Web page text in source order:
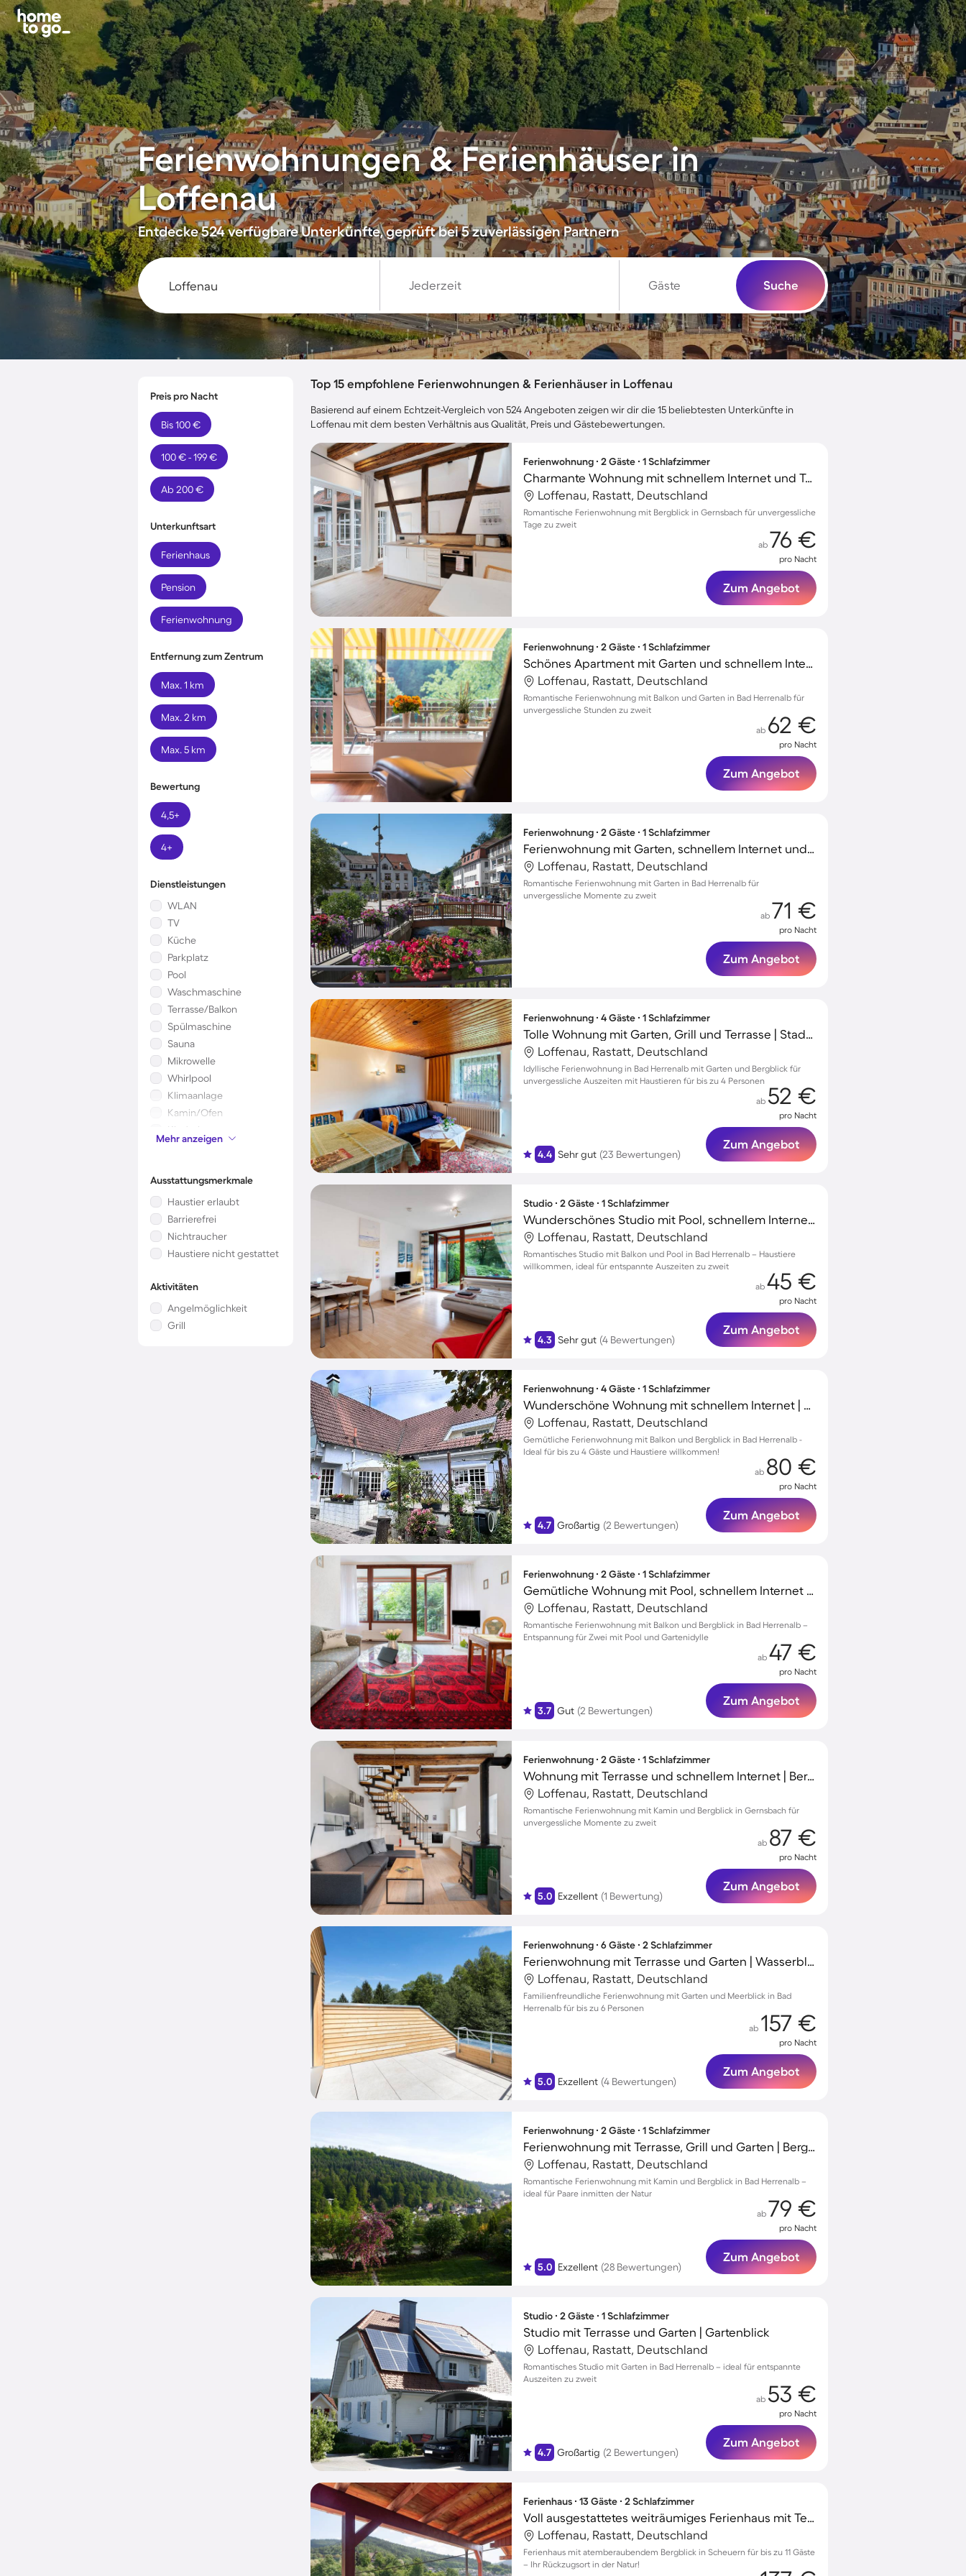
Ferienwohnungen & Ferienhäuser in
Loffenau
Entdecke 524 verfügbare Unterkünfte, geprüft bei 5 zuverlässigen Partnern
Jederzeit Gäste Suche
Preis pro Nacht
Bis 100 €
100 € - 199 €
Ab 200 €
Unterkunftsart
Ferienhaus
Pension
Ferienwohnung
Entfernung zum Zentrum
Max. 1 km
Max. 2 km
Max. 5 km
Bewertung
4,5+
4+
Dienstleistungen
WLAN
TV
Küche
Parkplatz
Pool
Waschmaschine
Terrasse/Balkon
Spülmaschine
Sauna
Mikrowelle
Whirlpool
Klimaanlage
Kamin/Ofen
Kinderbett
Mehr anzeigen
Ausstattungsmerkmale
Haustier erlaubt
Barrierefrei
Nichtraucher
Haustiere nicht gestattet
Aktivitäten
Angelmöglichkeit
Grill
Top 15 empfohlene Ferienwohnungen & Ferienhäuser in Loffenau
Basierend auf einem Echtzeit-Vergleich von 524 Angeboten zeigen wir dir die 15 beliebtesten Unterkünfte in
Loffenau mit dem besten Verhältnis aus Qualität, Preis und Gästebewertungen.
Ferienwohnung ∙ 2 Gäste ∙ 1 Schlafzimmer
Charmante Wohnung mit schnellem Internet und Terrasse | Bergblick | Ideal für Homeoffice
Loffenau, Rastatt, Deutschland
Romantische Ferienwohnung mit Bergblick in Gernsbach für unvergessliche
Tage zu zweit
ab 76 €
pro Nacht
Zum Angebot
Ferienwohnung ∙ 2 Gäste ∙ 1 Schlafzimmer
Schönes Apartment mit Garten und schnellem Internet
Loffenau, Rastatt, Deutschland
Romantische Ferienwohnung mit Balkon und Garten in Bad Herrenalb für
unvergessliche Stunden zu zweit
ab 62 €
pro Nacht
Zum Angebot
Ferienwohnung ∙ 2 Gäste ∙ 1 Schlafzimmer
Ferienwohnung mit Garten, schnellem Internet und Terrasse
Loffenau, Rastatt, Deutschland
Romantische Ferienwohnung mit Garten in Bad Herrenalb für
unvergessliche Momente zu zweit
ab 71 €
pro Nacht
Zum Angebot
Ferienwohnung ∙ 4 Gäste ∙ 1 Schlafzimmer
Tolle Wohnung mit Garten, Grill und Terrasse | Stadtblick | Haustiere erlaubt
Loffenau, Rastatt, Deutschland
Idyllische Ferienwohnung in Bad Herrenalb mit Garten und Bergblick für
unvergessliche Auszeiten mit Haustieren für bis zu 4 Personen
4.4 Sehr gut (23 Bewertungen)
ab 52 €
pro Nacht
Zum Angebot
Studio ∙ 2 Gäste ∙ 1 Schlafzimmer
Wunderschönes Studio mit Pool, schnellem Internet und Terrasse | Gartenblick | Haustiere erlaubt
Loffenau, Rastatt, Deutschland
Romantisches Studio mit Balkon und Pool in Bad Herrenalb – Haustiere
willkommen, ideal für entspannte Auszeiten zu zweit
4.3 Sehr gut (4 Bewertungen)
ab 45 €
pro Nacht
Zum Angebot
Ferienwohnung ∙ 4 Gäste ∙ 1 Schlafzimmer
Wunderschöne Wohnung mit schnellem Internet | Gartenblick | Haustierfreundlich
Loffenau, Rastatt, Deutschland
Gemütliche Ferienwohnung mit Balkon und Bergblick in Bad Herrenalb -
Ideal für bis zu 4 Gäste und Haustiere willkommen!
4.7 Großartig (2 Bewertungen)
ab 80 €
pro Nacht
Zum Angebot
Ferienwohnung ∙ 2 Gäste ∙ 1 Schlafzimmer
Gemütliche Wohnung mit Pool, schnellem Internet und Garten | Bergblick | Haustiere sind willkommen
Loffenau, Rastatt, Deutschland
Romantische Ferienwohnung mit Balkon und Bergblick in Bad Herrenalb –
Entspannung für Zwei mit Pool und Gartenidylle
3.7 Gut (2 Bewertungen)
ab 47 €
pro Nacht
Zum Angebot
Ferienwohnung ∙ 2 Gäste ∙ 1 Schlafzimmer
Wohnung mit Terrasse und schnellem Internet | Bergblick | Ideal für Homeoffice
Loffenau, Rastatt, Deutschland
Romantische Ferienwohnung mit Kamin und Bergblick in Gernsbach für
unvergessliche Momente zu zweit
5.0 Exzellent (1 Bewertung)
ab 87 €
pro Nacht
Zum Angebot
Ferienwohnung ∙ 6 Gäste ∙ 2 Schlafzimmer
Ferienwohnung mit Terrasse und Garten | Wasserblick
Loffenau, Rastatt, Deutschland
Familienfreundliche Ferienwohnung mit Garten und Meerblick in Bad
Herrenalb für bis zu 6 Personen
5.0 Exzellent (4 Bewertungen)
ab 157 €
pro Nacht
Zum Angebot
Ferienwohnung ∙ 2 Gäste ∙ 1 Schlafzimmer
Ferienwohnung mit Terrasse, Grill und Garten | Bergblick
Loffenau, Rastatt, Deutschland
Romantische Ferienwohnung mit Kamin und Bergblick in Bad Herrenalb –
ideal für Paare inmitten der Natur
5.0 Exzellent (28 Bewertungen)
ab 79 €
pro Nacht
Zum Angebot
Studio ∙ 2 Gäste ∙ 1 Schlafzimmer
Studio mit Terrasse und Garten | Gartenblick
Loffenau, Rastatt, Deutschland
Romantisches Studio mit Garten in Bad Herrenalb – ideal für entspannte
Auszeiten zu zweit
4.7 Großartig (2 Bewertungen)
ab 53 €
pro Nacht
Zum Angebot
Ferienhaus ∙ 13 Gäste ∙ 2 Schlafzimmer
Voll ausgestattetes weiträumiges Ferienhaus mit Terrasse und schnellem Internet | Stadtblick
Loffenau, Rastatt, Deutschland
Ferienhaus mit atemberaubendem Bergblick in Scheuern für bis zu 11 Gäste
– Ihr Rückzugsort in der Natur!